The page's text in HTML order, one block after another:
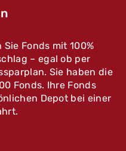
Fonds mit 100%
– egal ob per
Sie haben die
Fonds. Ihre Fonds
Depot bei einer